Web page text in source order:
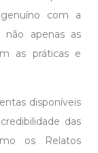
com a
não apenas as
as práticas e
disponíveis
das
os Relatos